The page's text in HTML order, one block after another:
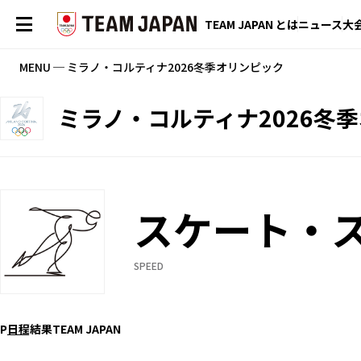
TEAM JAPAN とはニュース大
MENU ─ ミラノ・コルティナ2026冬季オリンピック
ミラノ・コルティナ2026冬
スケート・
SPEED
日程結果TEAM JAPAN